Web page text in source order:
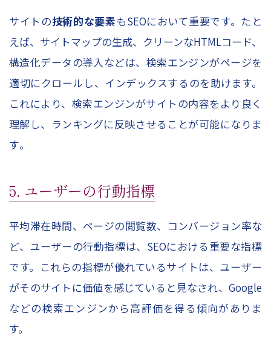
サイトの技術的な要素もSEOにおいて重要です。たと
えば、サイトマップの生成、クリーンなHTMLコード、
構造化データの導入などは、検索エンジンがページを
適切にクロールし、インデックスするのを助けます。
これにより、検索エンジンがサイトの内容をより良く
理解し、ランキングに反映させることが可能になりま
す​。
5. ユーザーの行動指標
平均滞在時間、ページの閲覧数、コンバージョン率な
ど、ユーザーの行動指標は、SEOにおける重要な指標
です。これらの指標が優れているサイトは、ユーザー
がそのサイトに価値を感じていると見なされ、Google
などの検索エンジンから高評価を得る傾向がありま
す。